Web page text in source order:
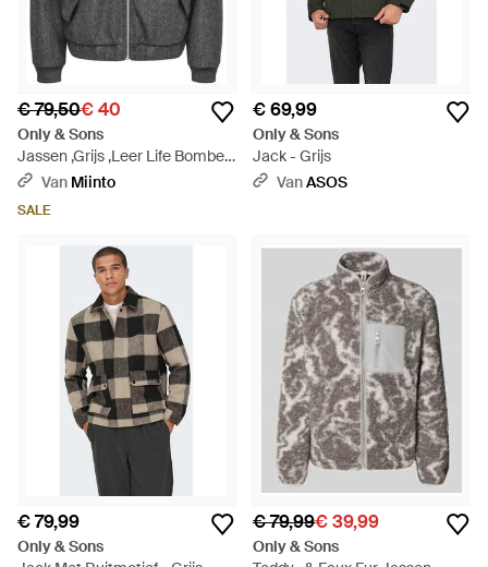
€ 79,50€ 40
Only & Sons
Jassen ,Grijs ,Leer Life Bomber
Jacket - Grijs
Van Miinto
SALE
€ 69,99
Only & Sons
Jack - Grijs
VanASOS
€ 79,99
Only & Sons
€ 79,99€ 39,99
Only & Sons